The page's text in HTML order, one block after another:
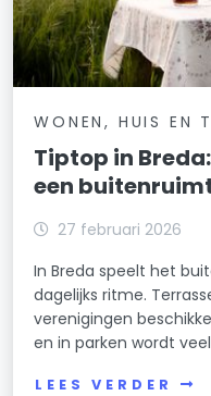
WONEN, HUIS EN
Tiptop in
een
27 februari 2026
In Breda speelt het
dagelijks ritme.
verenigingen
en in parken wordt
LEES VERDER